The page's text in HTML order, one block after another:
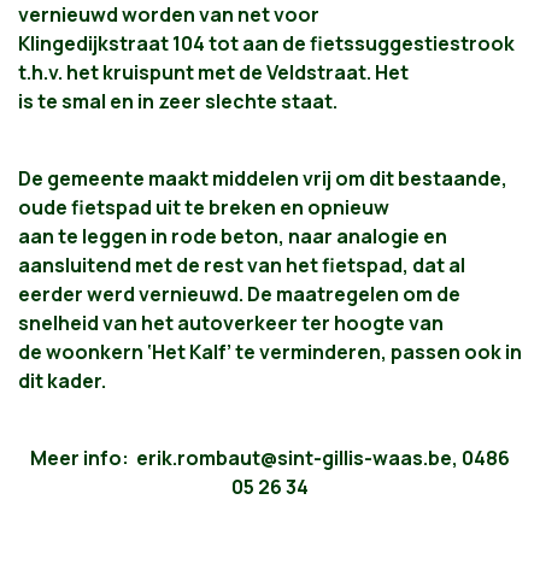
vernieuwd worden van net voor
Klingedijkstraat 104 tot aan de fietssuggestiestrook
t.h.v. het kruispunt met de Veldstraat. Het
is te smal en in zeer slechte staat.
De gemeente maakt middelen vrij om dit bestaande,
oude fietspad uit te breken en opnieuw
aan te leggen in rode beton, naar analogie en
aansluitend met de rest van het fietspad, dat al
eerder werd vernieuwd. De maatregelen om de
snelheid van het autoverkeer ter hoogte van
de woonkern ‘Het Kalf’ te verminderen, passen ook in
dit kader.
Meer info: erik.rombaut@sint-gillis-waas.be, 0486
05 26 34